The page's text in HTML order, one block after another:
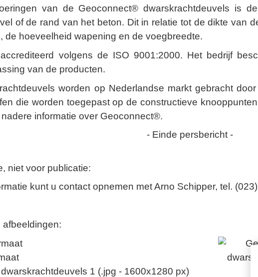
van de Geoconnect® dwarskrachtdeuvels is
of de rand van het beton. Dit in relatie tot de dikte van
de hoeveelheid wapening en de voegbreedte.
volgens de ISO 9001:2000. Het bedrijf
van de producten.
worden op Nederlandse markt gebracht
die worden toegepast op de constructieve
informatie over Geoconnect®.
- Einde persbericht -
niet voor publicatie:
kunt u contact opnemen met Arno Schipper, tel.
afbeeldingen:
1 (.jpg - 1600x1280 px)